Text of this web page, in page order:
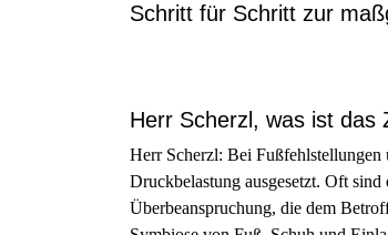
Schritt für Schritt zur
Herr Scherzl, was ist das
Herr Scherzl: Bei Fußfehlstellungen
Druckbelastung ausgesetzt. Oft
Überbeanspruchung, die dem